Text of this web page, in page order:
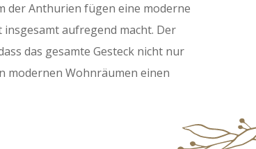
der Anthurien fügen eine moderne
aufregend macht. Der
das gesamte Gesteck nicht nur
modernen Wohnräumen einen